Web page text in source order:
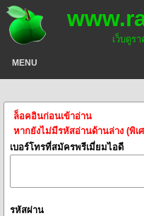
เว็บดูร
MENU
ล็อคอินก่อนเข้าอ่าน
หากยังไม่มีรหัสอ่านด้านล่าง (พิ
เบอร์โทรที่สมัครพรีเมี่ยมไอดี
รหัสผ่าน